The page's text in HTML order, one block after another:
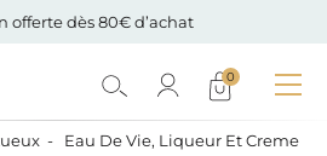
offerte dès 80€ d’achat
0
Eau De Vie, Liqueur Et Creme